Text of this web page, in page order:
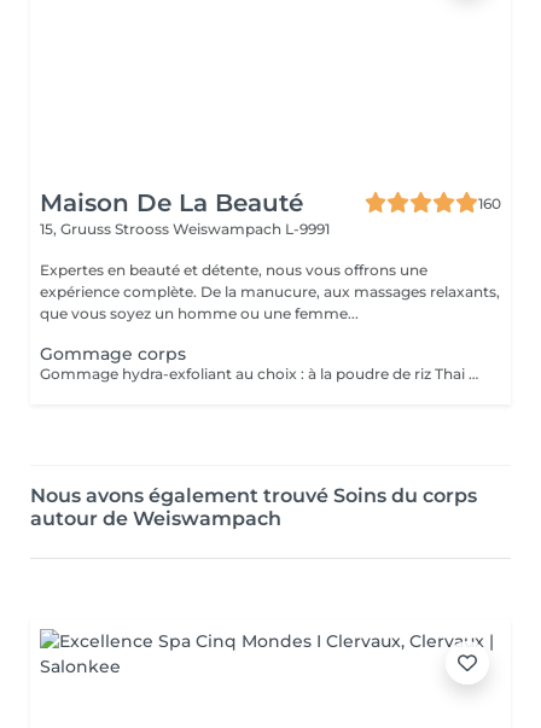
Maison De La Beauté
160
15, Gruuss Strooss Weiswampach L-9991
Expertes en beauté et détente, nous vous offrons une
expérience complète. De la manucure, aux massages relaxants,
que vous soyez un homme ou une femme...
Gommage corps
Gommage hydra-exfoliant au choix : à la poudre de riz Thai - a la poudre de coco ou cranberry
Nous avons également trouvé Soins du corps
autour de Weiswampach